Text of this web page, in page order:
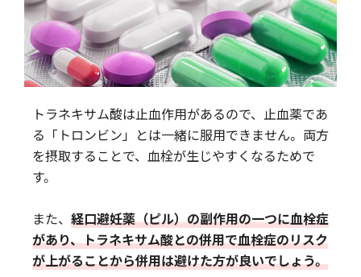
トラネキサム酸は止血作用があるので、止血薬であ
る「トロンビン」とは一緒に服用できません。両方
を摂取することで、血栓が生じやすくなるためで
す。
また、 経口避妊薬（ピル）の副作用の一つに血栓症
があり、トラネキサム酸との併用で血栓症のリスク
が上がることから併用は避けた方が良いでしょう。